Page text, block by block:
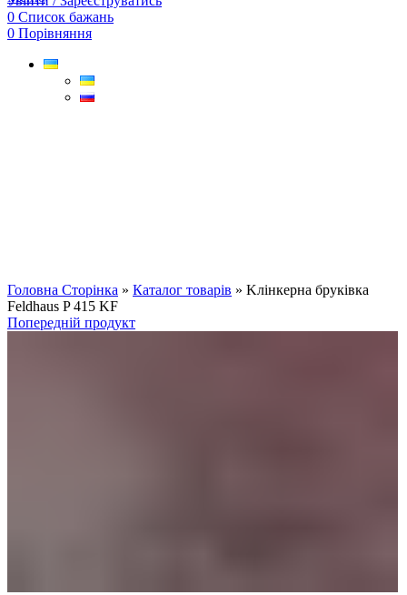
0 Список бажань
0 Порівняння
Головна Сторінка » Каталог товарів » Kлінкерна бруківка
Feldhaus P 415 KF
Попередній продукт